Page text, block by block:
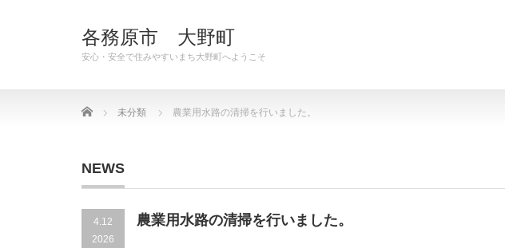
各務原市 大野町
安心・安全で住みやすいまち大野町へようこそ
Home 未分類 農業用水路の清掃を行いました。
NEWS
4.12
2026
農業用水路の清掃を行いました。